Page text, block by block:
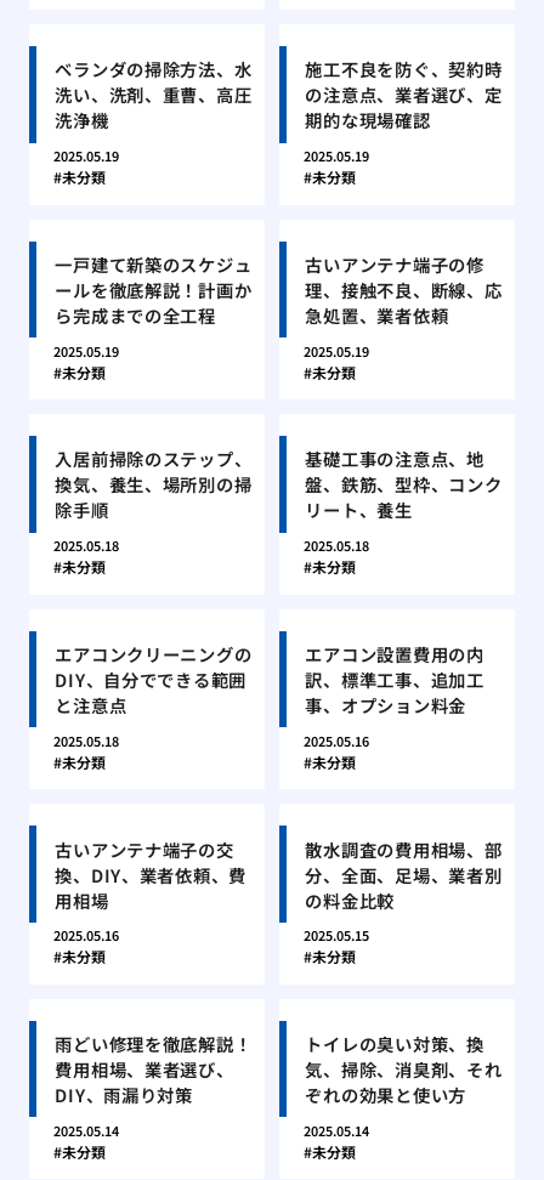
ベランダの掃除方法、水
洗い、洗剤、重曹、高圧
洗浄機
2025.05.19
未分類
施工不良を防ぐ、契約時
の注意点、業者選び、定
期的な現場確認
2025.05.19
未分類
一戸建て新築のスケジュ
ールを徹底解説！計画か
ら完成までの全工程
2025.05.19
未分類
古いアンテナ端子の修
理、接触不良、断線、応
急処置、業者依頼
2025.05.19
未分類
入居前掃除のステップ、
換気、養生、場所別の掃
除手順
2025.05.18
未分類
基礎工事の注意点、地
盤、鉄筋、型枠、コンク
リート、養生
2025.05.18
未分類
エアコンクリーニングの
DIY、自分でできる範囲
と注意点
2025.05.18
未分類
エアコン設置費用の内
訳、標準工事、追加工
事、オプション料金
2025.05.16
未分類
古いアンテナ端子の交
換、DIY、業者依頼、費
用相場
2025.05.16
未分類
散水調査の費用相場、部
分、全面、足場、業者別
の料金比較
2025.05.15
未分類
雨どい修理を徹底解説！
費用相場、業者選び、
DIY、雨漏り対策
2025.05.14
未分類
トイレの臭い対策、換
気、掃除、消臭剤、それ
ぞれの効果と使い方
2025.05.14
未分類